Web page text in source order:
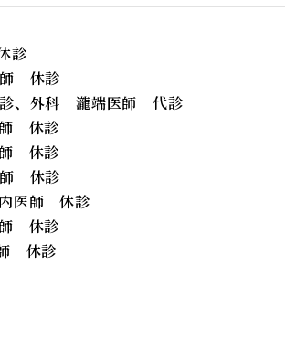
診
休診
、外科 瀧端医師 代診
休診
休診
休診
医師 休診
休診
休診